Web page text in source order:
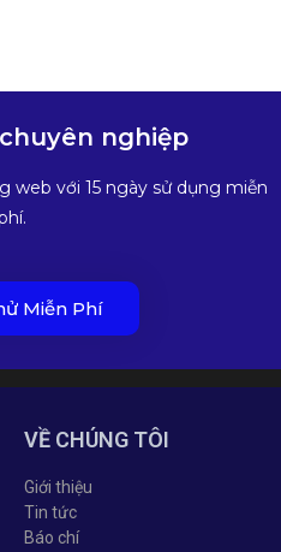
nghiệp
web với 15 ngày sử dụng miễn
Miễn Phí
VỀ CHÚNG TÔI
Giới thiệu
Tin tức
Báo chí